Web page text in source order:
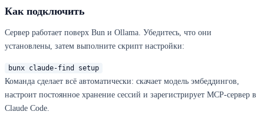
Как подключить
Сервер работает поверх Bun и Ollama. Убедитесь, что они
установлены, затем выполните скрипт настройки:
bunx claude-find setup
Команда сделает всё автоматически: скачает модель эмбеддингов,
настроит постоянное хранение сессий и зарегистрирует MCP-сервер в
Claude Code.